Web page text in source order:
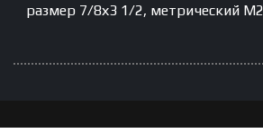
размер 7/8х3 1/2, метрический